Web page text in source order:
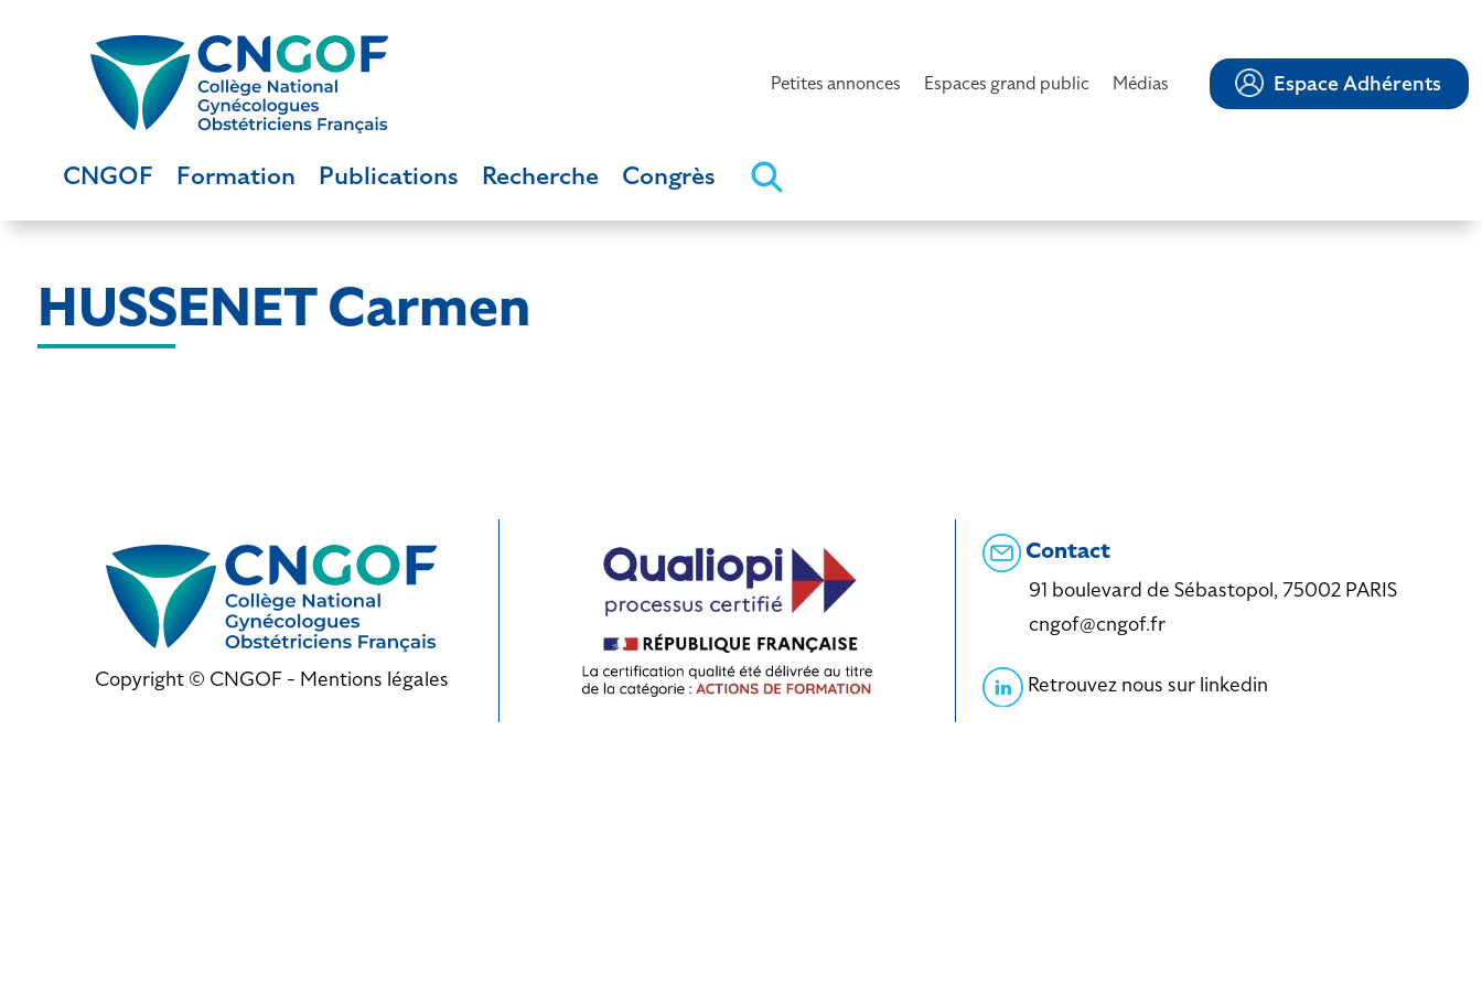
Petites annonces Espaces grand public Médias Espace Adhérents
CNGOF Formation Publications Recherche Congrès
HUSSENET Carmen
Copyright © CNGOF - Mentions légales
Contact
91 boulevard de Sébastopol, 75002 PARIS
cngof@cngof.fr
Retrouvez nous sur linkedin